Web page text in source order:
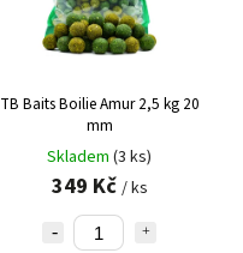
TB Baits Boilie Amur 2,5 kg 20
mm
Skladem (3 ks)
349 Kč / ks